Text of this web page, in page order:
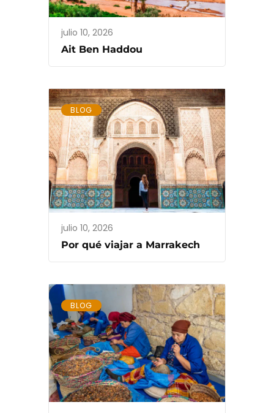
julio 10, 2026
Ait Ben Haddou
BLOG
julio 10, 2026
Por qué viajar a Marrakech
BLOG